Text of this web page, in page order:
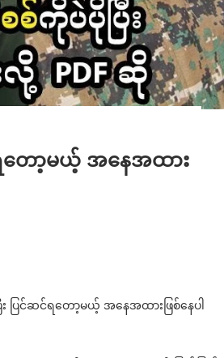
တော့မယ့် အနေအထား
ြင်ဆင်ရတော့မယ့် အနေအထားဖြစ်နေပါ